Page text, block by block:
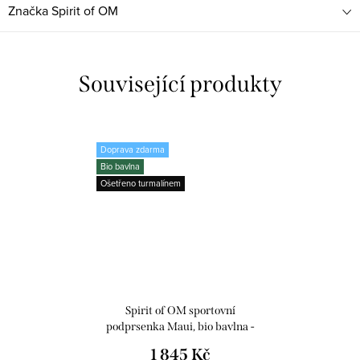
ZnačkaSpirit of OM
Související produkty
Doprava zdarma
Bio bavlna
Ošetřeno turmalínem
Spirit of OM sportovní
podprsenka Maui, bio bavlna -
1 845 Kč